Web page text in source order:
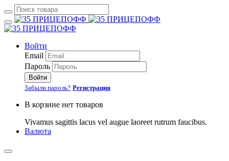
Войти
Email
Пароль
Войти
Забыли пароль? Регистрация
В корзине нет товаров
Vivamus sagittis lacus vel augue laoreet rutrum faucibus.
Валюта